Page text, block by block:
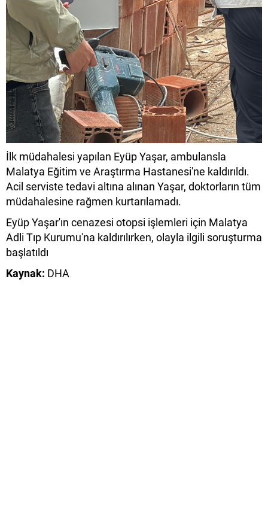
İlk müdahalesi yapılan Eyüp Yaşar, ambulansla
Malatya Eğitim ve Araştırma Hastanesi'ne kaldırıldı.
Acil serviste tedavi altına alınan Yaşar, doktorların tüm
müdahalesine rağmen kurtarılamadı.
Eyüp Yaşar'ın cenazesi otopsi işlemleri için Malatya
Adli Tıp Kurumu'na kaldırılırken, olayla ilgili soruşturma
başlatıldı
Kaynak: DHA